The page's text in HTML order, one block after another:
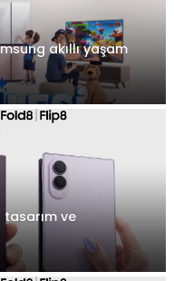
akıllı yaşam
tasarım ve